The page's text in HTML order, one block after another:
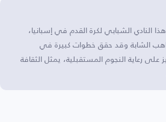
النادي الشبابي لكرة القدم في إسبانيا،
الشابة وقد حقق خطوات كبيرة في
على رعاية النجوم المستقبلية، يمثل الثقافة